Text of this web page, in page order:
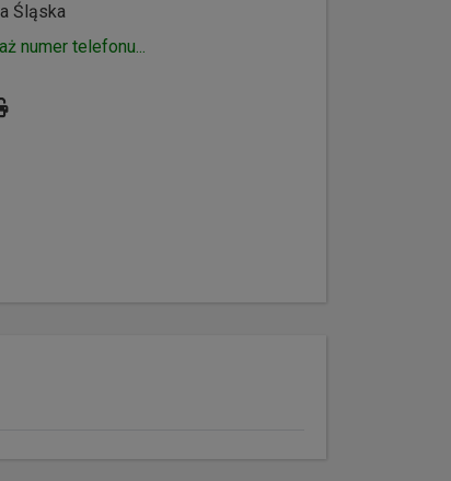
Śląska
numer telefonu...